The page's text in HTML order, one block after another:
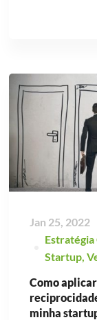
Jan 25, 2022
Startup,
Como
minha